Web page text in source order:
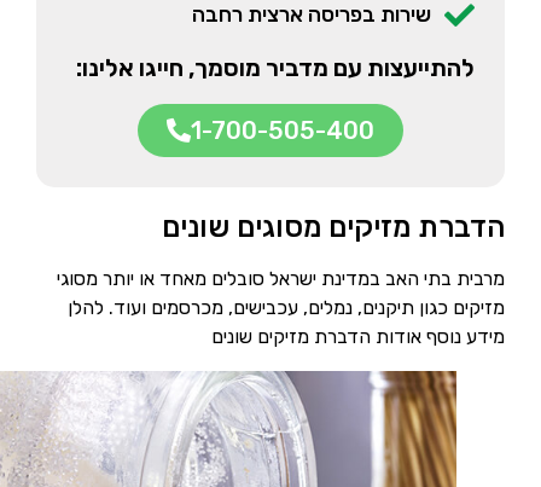
שירות בפריסה ארצית רחבה
להתייעצות עם מדביר מוסמך, חייגו אלינו:
1-700-505-400
הדברת מזיקים מסוגים שונים
מרבית בתי האב במדינת ישראל סובלים מאחד או יותר מסוגי
מזיקים כגון תיקנים, נמלים, עכבישים, מכרסמים ועוד. להלן
מידע נוסף אודות הדברת מזיקים שונים